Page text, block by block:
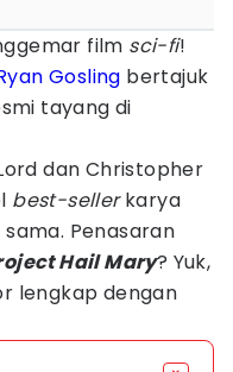
film sci-fi!
Gosling bertajuk
tayang di
dan Christopher
best-sellerkarya
Penasaran
Hail Mary? Yuk,
lengkap dengan